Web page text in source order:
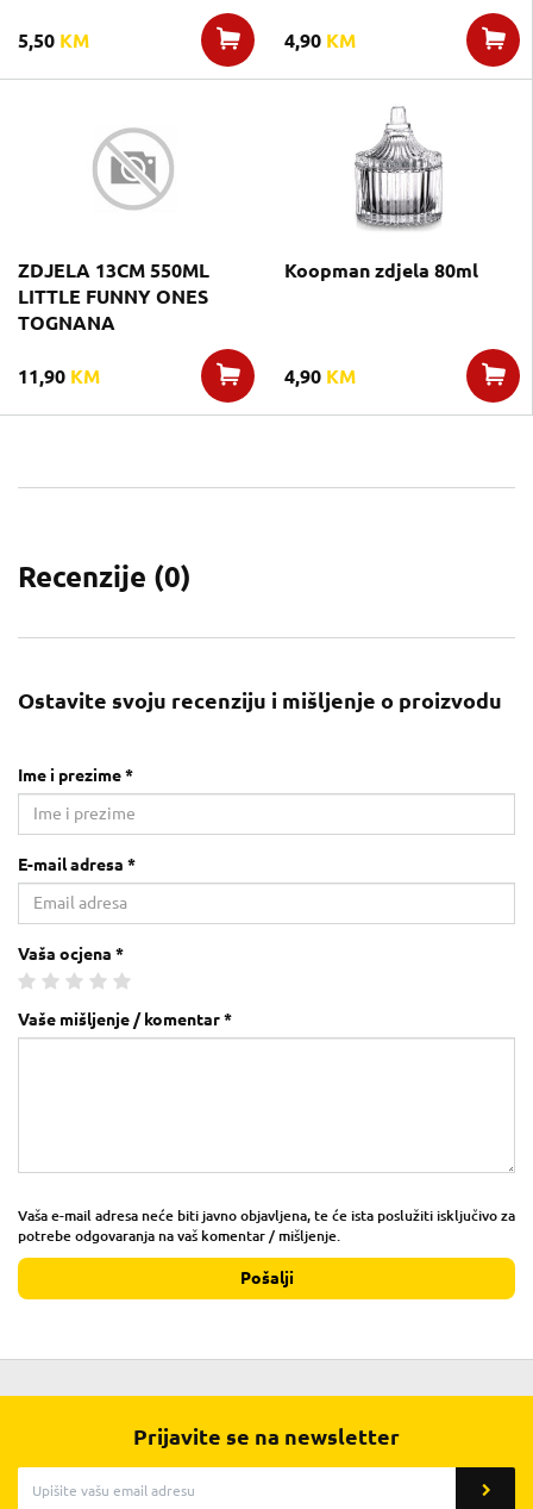
5,50 KM 4,90 KM
ZDJELA 13CM 550ML
LITTLE FUNNY ONES
TOGNANA
11,90 KM
Koopman zdjela 80ml
4,90 KM
Recenzije (0)
Ostavite svoju recenziju i mišljenje o proizvodu
Ime i prezime *
E-mail adresa *
Vaša ocjena *
Vaše mišljenje / komentar *
Vaša e-mail adresa neće biti javno objavljena, te će ista poslužiti isključivo za
potrebe odgovaranja na vaš komentar / mišljenje.
Pošalji
Prijavite se na newsletter